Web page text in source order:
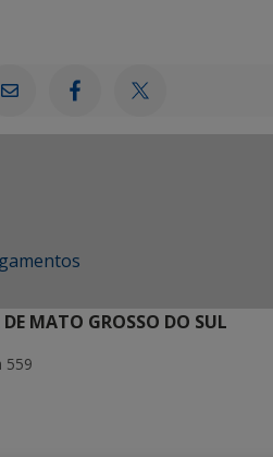
MATO GROSSO DO SUL
559